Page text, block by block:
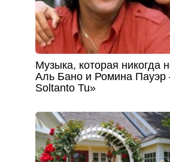
Музыка, которая никогда
Аль Бано и Ромина
Soltanto Tu»